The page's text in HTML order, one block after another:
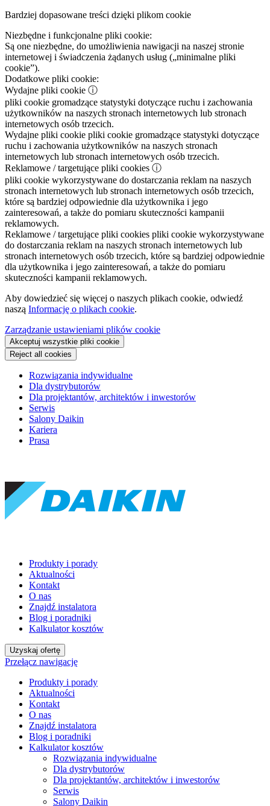
Bardziej dopasowane treści dzięki plikom cookie
Niezbędne i funkcjonalne pliki cookie:
Są one niezbędne, do umożliwienia nawigacji na naszej stronie
internetowej i świadczenia żądanych usług („minimalne pliki
cookie”).
Dodatkowe pliki cookie:
Wydajne pliki cookie ⓘ
pliki cookie gromadzące statystyki dotyczące ruchu i zachowania
użytkowników na naszych stronach internetowych lub stronach
internetowych osób trzecich.
Wydajne pliki cookie pliki cookie gromadzące statystyki dotyczące
ruchu i zachowania użytkowników na naszych stronach
internetowych lub stronach internetowych osób trzecich.
Reklamowe / targetujące pliki cookies ⓘ
pliki cookie wykorzystywane do dostarczania reklam na naszych
stronach internetowych lub stronach internetowych osób trzecich,
które są bardziej odpowiednie dla użytkownika i jego
zainteresowań, a także do pomiaru skuteczności kampanii
reklamowych.
Reklamowe / targetujące pliki cookies pliki cookie wykorzystywane
do dostarczania reklam na naszych stronach internetowych lub
stronach internetowych osób trzecich, które są bardziej odpowiednie
dla użytkownika i jego zainteresowań, a także do pomiaru
skuteczności kampanii reklamowych.
Aby dowiedzieć się więcej o naszych plikach cookie, odwiedź
naszą Informację o plikach cookie.
Zarządzanie ustawieniami plików cookie
Akceptuj wszystkie pliki cookie
Reject all cookies
Rozwiązania indywidualne
Dla dystrybutorów
Dla projektantów, architektów i inwestorów
Serwis
Salony Daikin
Kariera
Prasa
Produkty i porady
Aktualności
Kontakt
O nas
Znajdź instalatora
Blog i poradniki
Kalkulator kosztów
Uzyskaj ofertę
Przełącz nawigację
Produkty i porady
Aktualności
Kontakt
O nas
Znajdź instalatora
Blog i poradniki
Kalkulator kosztów
Rozwiązania indywidualne
Dla dystrybutorów
Dla projektantów, architektów i inwestorów
Serwis
Salony Daikin